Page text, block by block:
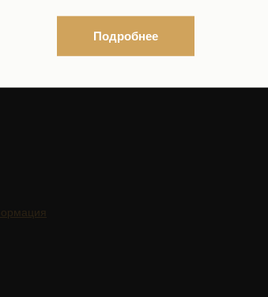
граждан
Подробнее